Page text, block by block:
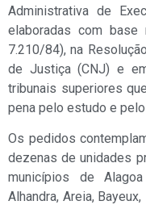
Administrativa de
elaboradas com
7.210/84), na
de Justiça (CNJ) e
tribunais superiores
pena pelo estudo e
Os pedidos
dezenas de unidades
municípios de
Alhandra, Areia,